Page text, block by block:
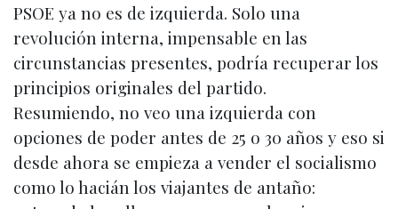
PSOE ya no es de izquierda. Solo una
revolución interna, impensable en las
circunstancias presentes, podría recuperar los
principios originales del partido.
Resumiendo, no veo una izquierda con
opciones de poder antes de 25 o 30 años y eso si
desde ahora se empieza a vender el socialismo
como lo hacián los viajantes de antaño: